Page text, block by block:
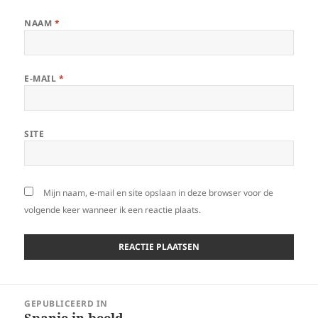
NAAM *
E-MAIL *
SITE
Mijn naam, e-mail en site opslaan in deze browser voor de
volgende keer wanneer ik een reactie plaats.
navigatie
GEPUBLICEERD IN